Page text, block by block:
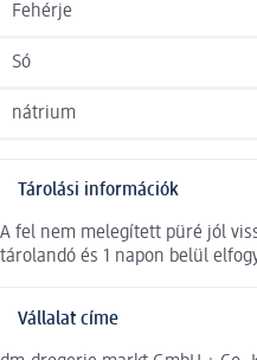
Fehérje
Só
nátrium
Tárolási információk
A fel nem melegített püré jól
tárolandó és 1 napon belül
Vállalat címe